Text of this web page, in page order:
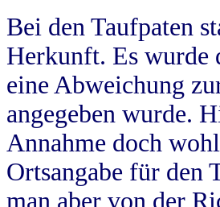
Bei den Taufpaten
Herkunft. Es wurde
eine Abweichung
angegeben wurde.
Annahme doch
Ortsangabe für den
man aber von der